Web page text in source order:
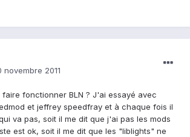
novembre 2011
fonctionner BLN ? J'ai essayé avec
et jeffrey speedfray et à chaque fois il
va pas, soit il me dit que j'ai pas les mods
est ok, soit il me dit que les "liblights" ne